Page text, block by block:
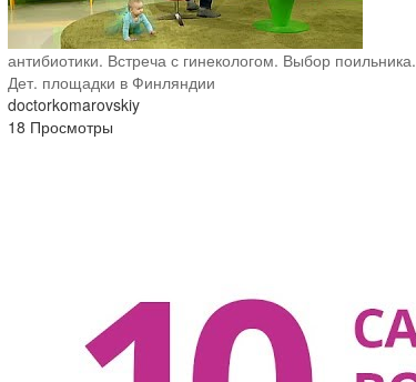
антибиотики. Встреча с гинекологом. Выбор поильника.
Дет. площадки в Финляндии
doctorkomarovskiy
18 Просмотры